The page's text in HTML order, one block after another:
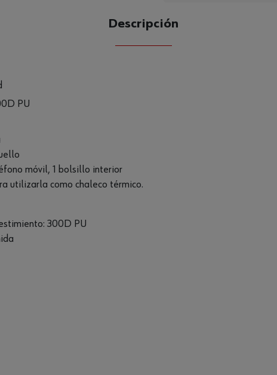
CANTIDAD
Descripción
PU
móvil, 1 bolsillo interior
utilizarla como chaleco térmico.
300D PU